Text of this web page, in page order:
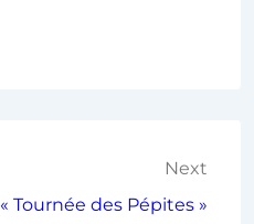
Next
« Tournée des Pépites »